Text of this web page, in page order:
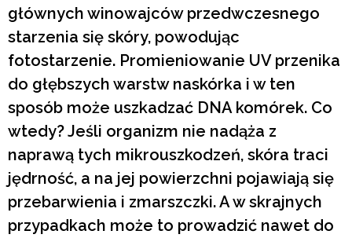
głównych winowajców przedwczesnego
starzenia się skóry, powodując
fotostarzenie. Promieniowanie UV przenika
do głębszych warstw naskórka i w ten
sposób może uszkadzać DNA komórek. Co
wtedy? Jeśli organizm nie nadąża z
naprawą tych mikrouszkodzeń, skóra traci
jędrność, a na jej powierzchni pojawiają się
przebarwienia i zmarszczki. A w skrajnych
przypadkach może to prowadzić nawet do